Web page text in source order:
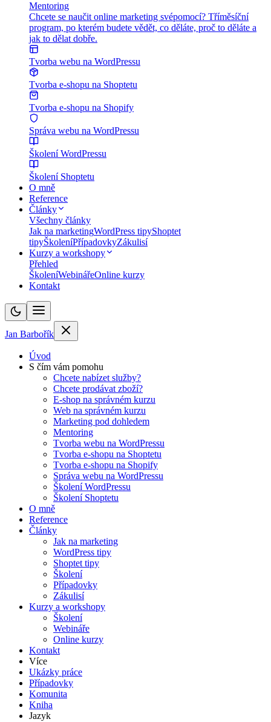
Mentoring
Chcete se naučit online marketing svépomocí? Tříměsíční
program, po kterém budete vědět, co děláte, proč to děláte a
jak to dělat dobře.
Tvorba webu na WordPressu
Tvorba e-shopu na Shoptetu
Tvorba e-shopu na Shopify
Správa webu na WordPressu
Školení WordPressu
Školení Shoptetu
O mně
Reference
Články
Všechny články
Jak na marketingWordPress tipyShoptet
tipyŠkoleníPřípadovkyZákulisí
Kurzy a workshopy
Přehled
ŠkoleníWebinářeOnline kurzy
Kontakt
Jan Barbořík
Úvod
S čím vám pomohu
Chcete nabízet služby?
Chcete prodávat zboží?
E-shop na správném kurzu
Web na správném kurzu
Marketing pod dohledem
Mentoring
Tvorba webu na WordPressu
Tvorba e-shopu na Shoptetu
Tvorba e-shopu na Shopify
Správa webu na WordPressu
Školení WordPressu
Školení Shoptetu
O mně
Reference
Články
Jak na marketing
WordPress tipy
Shoptet tipy
Školení
Případovky
Zákulisí
Kurzy a workshopy
Školení
Webináře
Online kurzy
Kontakt
Více
Ukázky práce
Případovky
Komunita
Kniha
Jazyk